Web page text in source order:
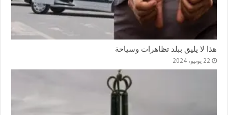
هذا لا يليق ببلد تظاهرات وسياحة
22 يونيو، 2024